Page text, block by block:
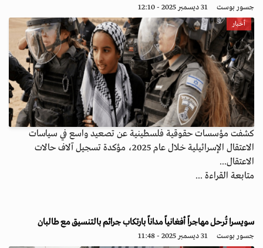
جسور بوست 31 ديسمبر 2025 - 12:10
أخبار
كشفت مؤسسات حقوقية فلسطينية عن تصعيد واسع في سياسات
الاعتقال الإسرائيلية خلال عام 2025، مؤكدة تسجيل آلاف حالات
الاعتقال...
متابعة القراءة ...
سويسرا تُرحل مهاجراً أفغانياً مداناً بارتكاب جرائم بالتنسيق مع طالبان
جسور بوست 31 ديسمبر 2025 - 11:48